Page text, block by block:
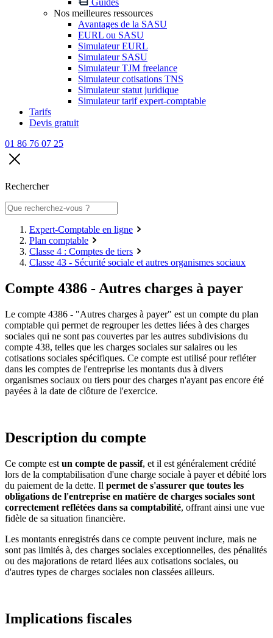
Guides
Nos meilleures ressources
Avantages de la SASU
EURL ou SASU
Simulateur EURL
Simulateur SASU
Simulateur TJM freelance
Simulateur cotisations TNS
Simulateur statut juridique
Simulateur tarif expert-comptable
Tarifs
Devis gratuit
01 86 76 07 25
Rechercher
Expert-Comptable en ligne
Plan comptable
Classe 4 : Comptes de tiers
Classe 43 - Sécurité sociale et autres organismes sociaux
Compte 4386 - Autres charges à payer
Le compte 4386 - "Autres charges à payer" est un compte du plan
comptable qui permet de regrouper les dettes liées à des charges
sociales qui ne sont pas couvertes par les autres subdivisions du
compte 438, telles que les charges sociales sur salaires ou les
cotisations sociales spécifiques. Ce compte est utilisé pour refléter
dans les comptes de l'entreprise les montants dus à divers
organismes sociaux ou tiers pour des charges n'ayant pas encore été
payées à la date de clôture de l'exercice.
Description du compte
Ce compte est un compte de passif, et il est généralement crédité
lors de la comptabilisation d'une charge sociale à payer et débité lors
du paiement de la dette. Il permet de s'assurer que toutes les
obligations de l'entreprise en matière de charges sociales sont
correctement reflétées dans sa comptabilité, offrant ainsi une vue
fidèle de sa situation financière.
Les montants enregistrés dans ce compte peuvent inclure, mais ne
sont pas limités à, des charges sociales exceptionnelles, des pénalités
ou des majorations de retard liées aux cotisations sociales, ou
d'autres types de charges sociales non classées ailleurs.
Implications fiscales